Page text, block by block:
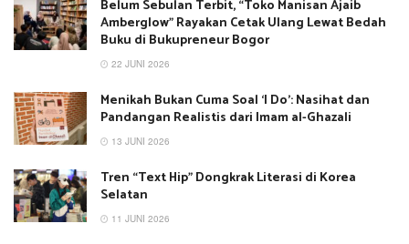
Belum Sebulan Terbit, “Toko Manisan Ajaib
Amberglow” Rayakan Cetak Ulang Lewat Bedah
Buku di Bukupreneur Bogor
22 JUNI 2026
Menikah Bukan Cuma Soal ‘I Do’: Nasihat dan
Pandangan Realistis dari Imam al-Ghazali
13 JUNI 2026
Tren “Text Hip” Dongkrak Literasi di Korea
Selatan
11 JUNI 2026